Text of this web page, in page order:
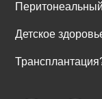
Детское